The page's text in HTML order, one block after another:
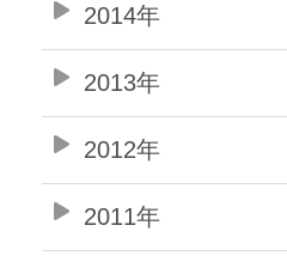
2014年
2013年
2012年
2011年